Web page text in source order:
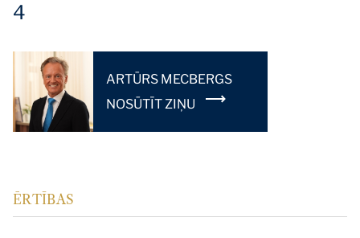
4
ARTŪRS MECBERGS
NOSŪTĪT ZIŅU
ĒRTĪBAS